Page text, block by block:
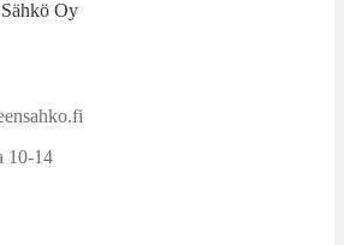
Oy
10-14